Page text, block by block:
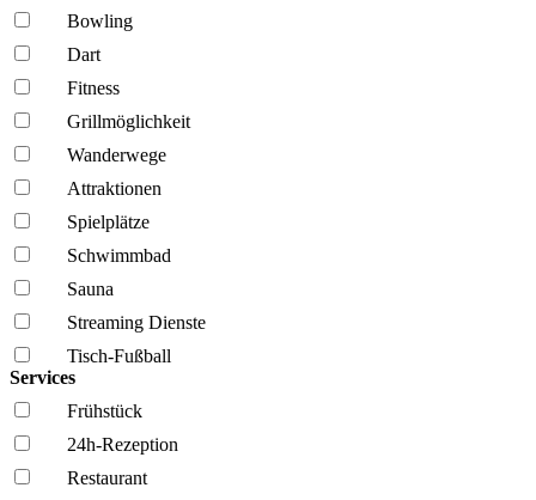
Bowling
Dart
Fitness
Grillmöglich­keit
Wanderwege
Attraktionen
Spielplätze
Schwimmbad
Sauna
Streaming Dienste
Tisch-Fußball
Services
Frühstück
24h-Rezeption
Restaurant